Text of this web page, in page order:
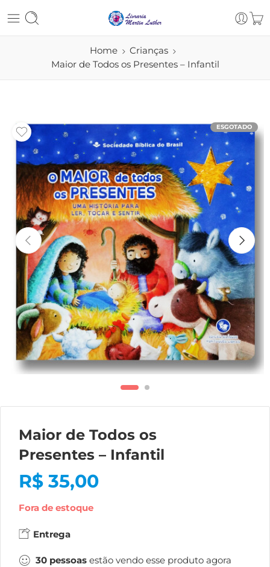
Home
Crianças
Maior de Todos os Presentes – Infantil
ESGOTADO
Maior de Todos os
Presentes – Infantil
R$ 35,00
Fora de estoque
Entrega
30 pessoas estão vendo esse produto agora